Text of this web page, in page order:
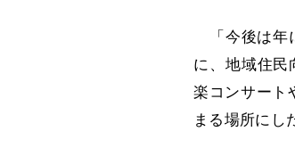
「今後は年
に、地域住民
楽コンサート
まる場所にし